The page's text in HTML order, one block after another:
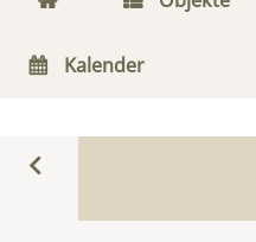
Kalender